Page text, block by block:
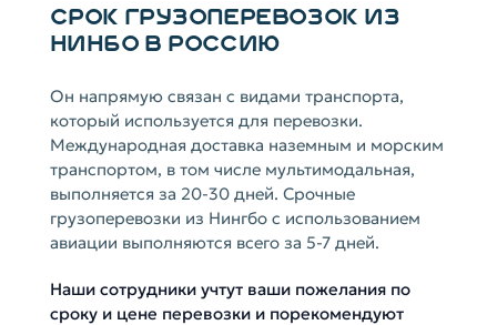
СРОК ГРУЗОПЕРЕВОЗОК ИЗ
НИНБО В РОССИЮ
Он напрямую связан с видами транспорта,
который используется для перевозки.
Международная доставка наземным и морским
транспортом, в том числе мультимодальная,
выполняется за 20-30 дней. Срочные
грузоперевозки из Нингбо с использованием
авиации выполняются всего за 5-7 дней.
Наши сотрудники учтут ваши пожелания по
сроку и цене перевозки и порекомендуют